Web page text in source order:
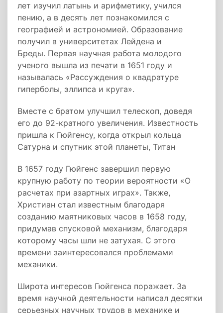
лет изучил латынь и арифметику, учился
пению, а в десять лет познакомился с
географией и астрономией. Образование
получил в университетах Лейдена и
Бреды. Первая научная работа молодого
ученого вышла из печати в 1651 году и
называлась «Рассуждения о квадратуре
гиперболы, эллипса и круга».
Вместе с братом улучшил телескоп, доведя
его до 92-кратного увеличения. Известность
пришла к Гюйгенсу, когда открыл кольца
Сатурна и спутник этой планеты, Титан
В 1657 году Гюйгенс завершил первую
крупную работу по теории вероятности «О
расчетах при азартных играх». Также,
Христиан стал известным благодаря
созданию маятниковых часов в 1658 году,
придумав спусковой механизм, благодаря
которому часы шли не затухая. С этого
времени заинтересовался проблемами
механики.
Широта интересов Гюйгенса поражает. За
время научной деятельности написал десятки
серьезных научных трудов в механике и